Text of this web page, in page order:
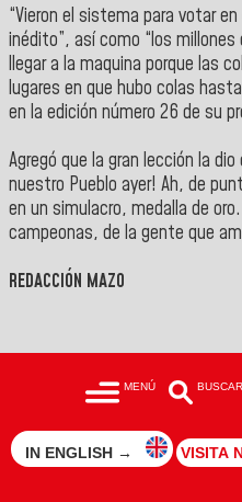
“Vieron el sistema para votar
inédito”, así como “los
llegar a la maquina porque las
lugares en que hubo colas
en la edición número 26 de su
Agregó que la gran lección la
nuestro Pueblo ayer! Ah, de
en un simulacro, medalla de
campeonas, de la gente que
REDACCIÓN MAZO
MENÚ BUSCAR
IN ENGLISH → VISITA